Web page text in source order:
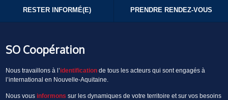
RESTER INFORMÉ(E) PRENDRE RENDEZ-VOUS
SO Coopération
Nous travaillons à l’identificationde tous les acteurs qui sont engagés à
l’international en Nouvelle-Aquitaine.
Nous vous informons sur les dynamiques de votre territoire et sur vos besoins